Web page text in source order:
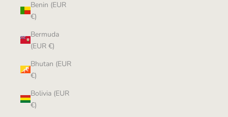
Benin (EUR
€)
Bermuda
(EUR €)
Bhutan (EUR
€)
Bolivia (EUR
€)